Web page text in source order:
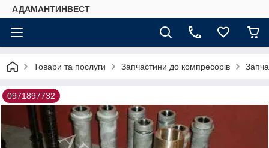
АДАМАНТИНВЕСТ
Товари та послуги Запчастини до компресорів
0971897732